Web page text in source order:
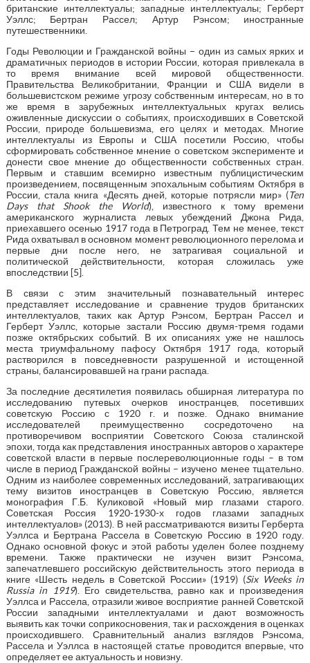
британские интеллектуалы; западные интеллектуалы; Герберт
Уэллс; Бертран Рассел; Артур Рэнсом; иностранные
путешественники.
Годы Революции и Гражданской войны – один из самых ярких и
драматичных периодов в истории России, которая привлекала в
то время внимание всей мировой общественности.
Правительства Великобритании, Франции и США видели в
большевистском режиме угрозу собственным интересам, но в то
же время в зарубежных интеллектуальных кругах велись
оживленные дискуссии о событиях, происходивших в Советской
России, природе большевизма, его целях и методах. Многие
интеллектуалы из Европы и США посетили Россию, чтобы
сформировать собственное мнение о советском эксперименте и
донести свое мнение до общественности собственных стран.
Первым и ставшим всемирно известным публицистическим
произведением, посвященным эпохальным событиям Октября в
России, стала книга «Десять дней, которые потрясли мир» (Ten
Days that Shook the World), известного к тому времени
американского журналиста левых убеждений Джона Рида,
приехавшего осенью 1917 года в Петроград. Тем не менее, текст
Рида охватывал в основном момент революционного перелома и
первые дни после него, не затрагивая социальной и
политической действительности, которая сложилась уже
впоследствии [5].
В связи с этим значительный познавательный интерес
представляет исследование и сравнение трудов британских
интеллектуалов, таких как Артур Рэнсом, Бертран Рассел и
Герберт Уэллс, которые застали Россию двумя-тремя годами
позже октябрьских событий. В их описаниях уже не нашлось
места триумфальному пафосу Октября 1917 года, который
растворился в повседневности разрушенной и истощенной
страны, балансировавшей на грани распада.
За последние десятилетия появилась обширная литература по
исследованию путевых очерков иностранцев, посетивших
советскую Россию с 1920 г. и позже. Однако внимание
исследователей преимущественно сосредоточено на
противоречивом восприятии Советского Союза сталинской
эпохи, тогда как представления иностранных авторов о характере
советской власти в первые послереволюционные годы – в том
числе в период Гражданской войны – изучено менее тщательно.
Одним из наиболее современных исследований, затрагивающих
тему визитов иностранцев в Советскую Россию, является
монография Г.Б. Куликовой «Новый мир глазами старого.
Советская Россия 1920-1930-х годов глазами западных
интеллектуалов» (2013). В ней рассматриваются визиты Герберта
Уэллса и Бертрана Рассела в Советскую Россию в 1920 году.
Однако основной фокус и этой работы уделен более позднему
времени. Также практически не изучен визит Рэнсома,
запечатлевшего российскую действительность этого периода в
книге «Шесть недель в Советской России» (1919) (Six Weeks in
Russia in 1919). Его свидетельства, равно как и произведения
Уэллса и Рассела, отразили живое восприятие ранней Советской
России западными интеллектуалами и дают возможность
выявить как точки соприкосновения, так и расхождения в оценках
происходившего. Сравнительный анализ взглядов Рэнсома,
Рассела и Уэллса в настоящей статье проводится впервые, что
определяет ее актуальность и новизну.